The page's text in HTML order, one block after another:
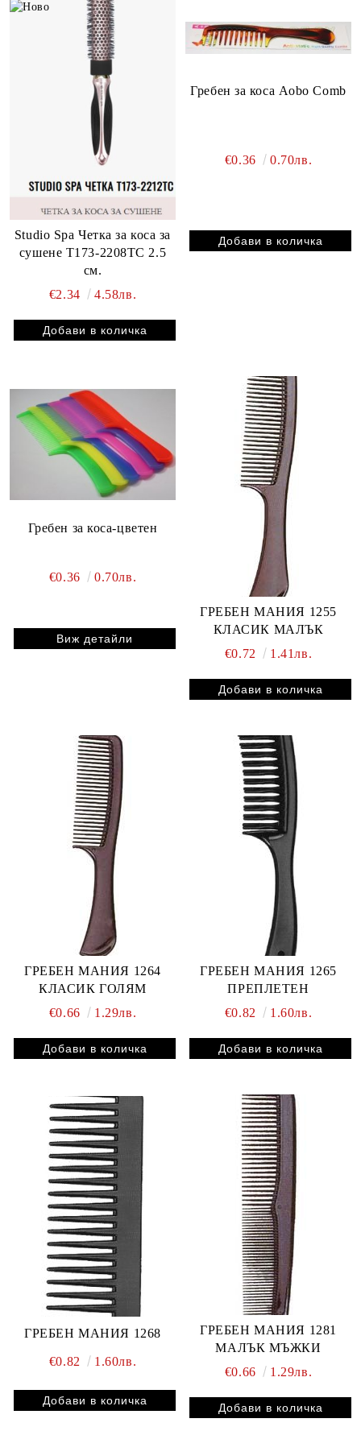
Studio Spa Четка за коса за
сушене Т173-2208TC 2.5
см.
€2.34
4.58лв.
Гребен за коса Aobo Comb
€0.36 0.70лв.
Гребен за коса-цветен
€0.36 0.70лв.
Виж детайли
ГРЕБЕН МАНИЯ 1255
КЛАСИК МАЛЪК
€0.72
1.41лв.
ГРЕБЕН МАНИЯ 1264
КЛАСИК ГОЛЯМ
€0.66
1.29лв.
ГРЕБЕН МАНИЯ 1265
ПРЕПЛЕТЕН
€0.82
1.60лв.
ГРЕБЕН МАНИЯ 1268
€0.82 1.60лв.
ГРЕБЕН МАНИЯ 1281
МАЛЪК МЪЖКИ
€0.66
1.29лв.